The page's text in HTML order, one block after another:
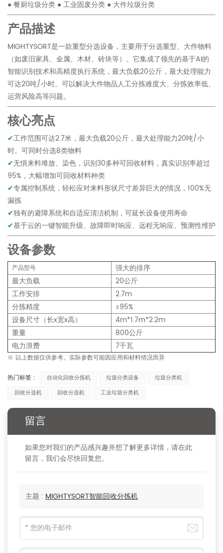
● 餐厨垃圾分类 ● 工业固废分类 ● 大件垃圾分类
产品描述
MIGHTYSORT是一款重型分选设备，主要用于分选重型、大件物料
（如废旧家具、金属、木材、砖块等）。它集成了领先的基于AI的
智能识别技术和高精度执行系统，最大负载20公斤，最大处理能力
可达20吨/小时。可以解决大件物品人工分拣难度大、分拣效率低、
运营风险高等问题。
核心亮点
✔工作范围可达2.7米，最大负载20公斤，最大处理能力20吨/小
时。可同时分选8类物料
✔无惧来料堆放、染色，识别30多种可回收材料，真实识别率超过
95%，大幅增加可回收材料种类
✔专属控制系统，轻松应对来料形状尺寸差异巨大的情况，100%无
漏拣
✔独有的避障系统和自适应清洁机制，可延长设备使用寿命
✔基于云的一键智能升级、故障即时响应、远程无响应、预测性维护
设备参数
产品型号
强大的排序
最大负载
20公斤
工作安排
2.7m
分拣精度
≥95%
设备尺寸（长x宽x高）
4m*1.7m*2.2m
重量
800公斤
电力浪费
7千瓦
※ 以上数据仅供参考。实际参数可能因应用和材料情况而异
热门标签 : 自动化回收分拣机 垃圾分类设备
垃圾分类机
回收分选机
回收分选机 工业垃圾分类机
留言
如果您对我们的产品感兴趣并想了解更多详情，请在此
留言，我们会尽快回复您。
主题 : MIGHTYSORT智能回收分拣机